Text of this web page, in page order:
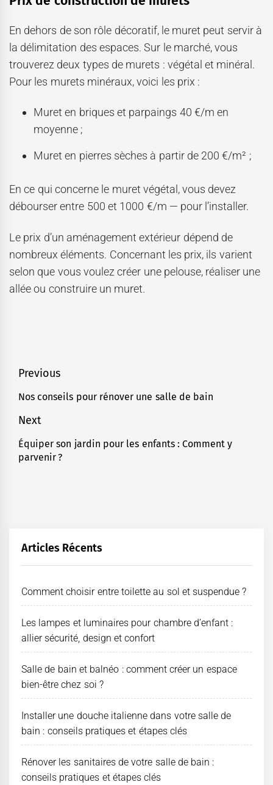
En dehors de son rôle décoratif, le muret peut servir à
la délimitation des espaces. Sur le marché, vous
trouverez deux types de murets : végétal et minéral.
Pour les murets minéraux, voici les prix :
Muret en briques et parpaings 40 €/m en
moyenne ;
Muret en pierres sèches à partir de 200 €/m² ;
En ce qui concerne le muret végétal, vous devez
débourser entre 500 et 1000 €/m — pour l’installer.
Le prix d’un aménagement extérieur dépend de
nombreux éléments. Concernant les prix, ils varient
selon que vous voulez créer une pelouse, réaliser une
allée ou construire un muret.
Navigation
de
l’article
Previous
Previous
Nos conseils pour rénover une salle de bain
Next
Next
post:
Équiper son jardin pour les enfants : Comment y
parvenir ?
Articles Récents
Comment choisir entre toilette au sol et suspendue ?
Les lampes et luminaires pour chambre d’enfant :
allier sécurité, design et confort
Salle de bain et balnéo : comment créer un espace
bien-être chez soi ?
Installer une douche italienne dans votre salle de
bain : conseils pratiques et étapes clés
Rénover les sanitaires de votre salle de bain :
conseils pratiques et étapes clés